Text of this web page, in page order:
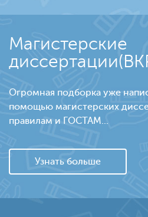
Магистерские
Огромная подборка уже
помощью магистерских
правилам и ГОСТАМ...
Узнать больше